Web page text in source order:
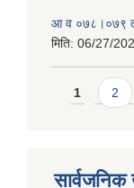
आ‍ व ०७८।०७९
मिति: 06/27/
Pages
1 2